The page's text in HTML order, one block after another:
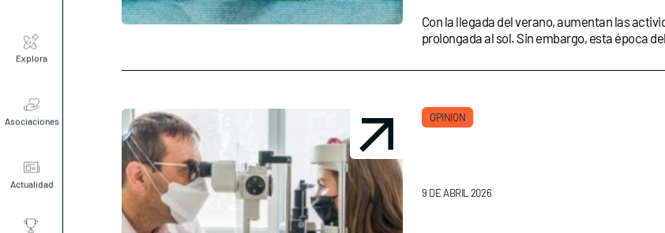
Explora
Asociaciones
Actualidad
Con la llegada del verano, aumentan las
prolongada al sol. Sin embargo, esta época
OPINION
9 DE ABRIL 2026